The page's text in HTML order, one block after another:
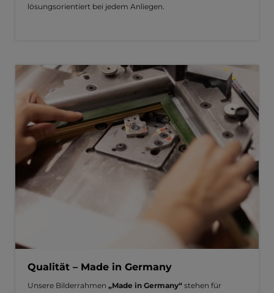
lösungsorientiert bei jedem Anliegen.
Qualität – Made in Germany
Unsere Bilderrahmen „Made in Germany“ stehen für